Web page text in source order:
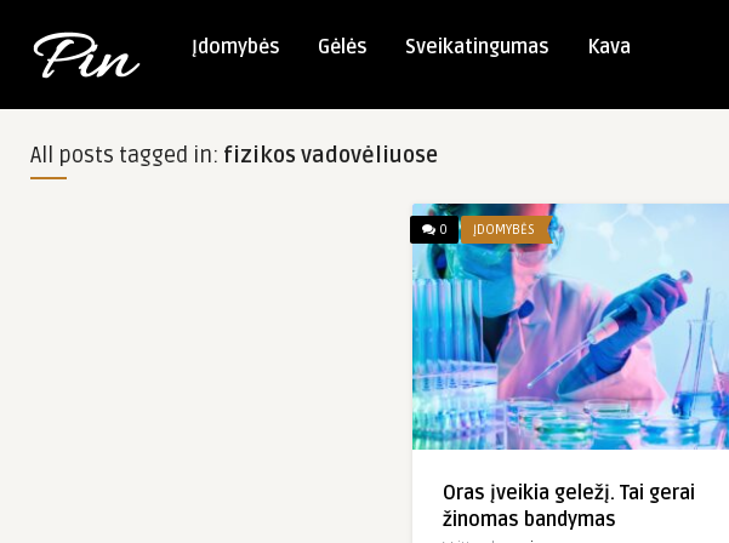
Įdomybės Gėlės Sveikatingumas Kava
All posts tagged in: fizikos vadovėliuose
0 ĮDOMYBĖS
Oras įveikia geležį. Tai gerai
žinomas bandymas